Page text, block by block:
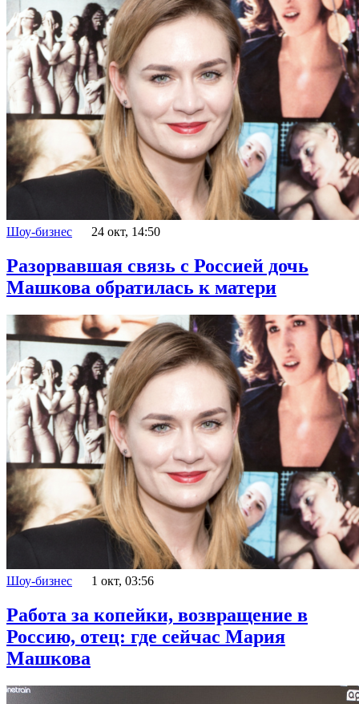
Шоу-бизнес 24 окт, 14:50
Разорвавшая связь с Россией дочь
Машкова обратилась к матери
Шоу-бизнес 1 окт, 03:56
Работа за копейки, возвращение в
Россию, отец: где сейчас Мария
Машкова